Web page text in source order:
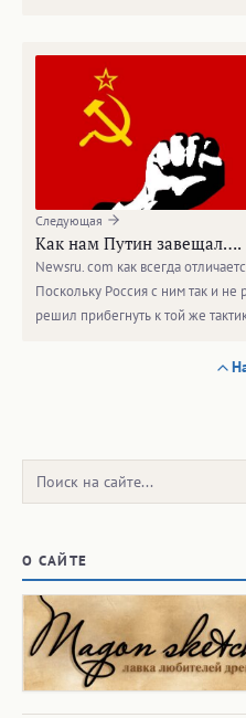
Следующая
Как нам Путин завещал….
Newsru. com как всегда
Поскольку Россия с ним так и
решил прибегнуть к той же
Поиск:
О САЙТЕ